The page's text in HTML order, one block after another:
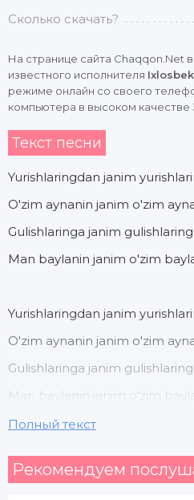
Сколько скачать?
На странице сайта Chaqqon.Net
известного исполнителя
режиме онлайн со своего
компьютера в высоком качестве
Текст песни
Yurishlaringdan janim
O'zim aynanin janim o'zim
Gulishlaringa janim
Man baylanin janim o'zim
Yurishlaringdan janim
O'zim aynanin janim o'zim
Gulishlaringa janim
Man baylanin janim o'zim
Go'zlaring chaqnab yanar
Полный текст
Рекомендуем